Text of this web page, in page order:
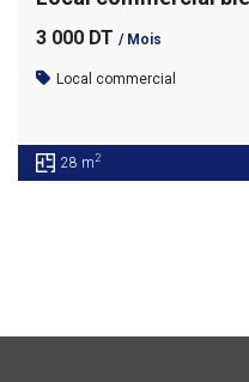
3 000 DT / Mois
Local commercial
28 m2